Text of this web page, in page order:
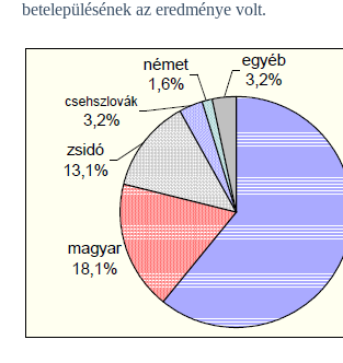
betelepülésének az eredménye volt.